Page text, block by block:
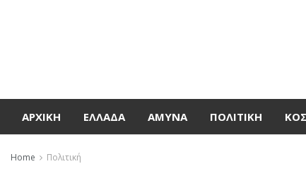
ΑΡΧΙΚΉ ΕΛΛΆΔΑ ΆΜΥΝΑ ΠΟΛΙΤΙΚΉ
Home Πολιτική